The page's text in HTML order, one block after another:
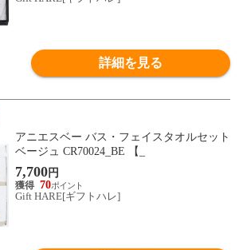
詳細を見る
アニエスベー バス・フェイスタオルセット
ベージュ CR70024_BE 【_
7,700円
70
Gift HARE[ギフトハレ]